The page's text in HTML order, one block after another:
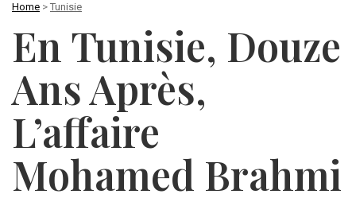
Home > Tunisie
En Tunisie, Douze
Ans Après,
L’affaire
Mohamed Brahmi